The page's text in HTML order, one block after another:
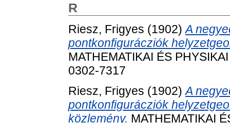
R
Riesz, Frigyes (1902)A
pontkonfigurácziók
MATHEMATIKAI ÉS
0302-7317
Riesz, Frigyes (1902)A
pontkonfigurácziók
közlemény. MATHEMATIKAI